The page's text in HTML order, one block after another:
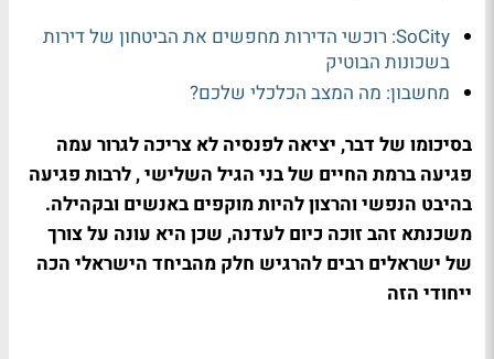
SoCity: רוכשי הדירות מחפשים את הביטחון של דירות
בשכונות הבוטיק
מחשבון: מה המצב הכלכלי שלכם?
בסיכומו של דבר, יציאה לפנסיה לא צריכה לגרור עמה
פגיעה ברמת החיים של בני הגיל השלישי , לרבות פגיעה
בהיבט הנפשי והרצון להיות מוקפים באנשים ובקהילה.
משכנתא זהב זוכה כיום לעדנה, שכן היא עונה על צורך
של ישראלים רבים להרגיש חלק מהביחד הישראלי הכה
ייחודי הזה